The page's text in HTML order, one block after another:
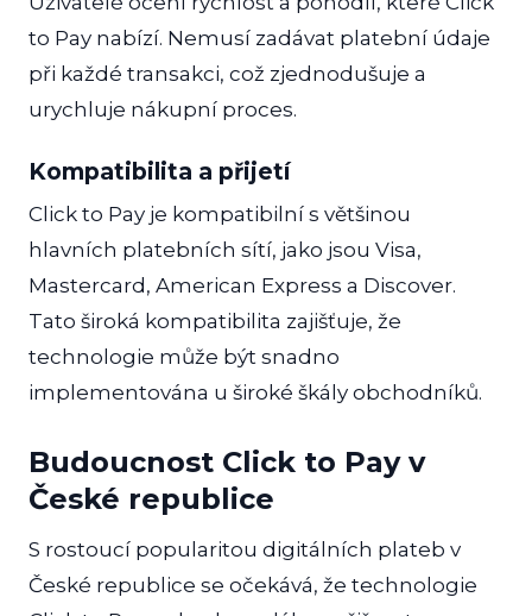
to Pay nabízí. Nemusí zadávat platební údaje
při každé transakci, což zjednodušuje a
urychluje nákupní proces.
Kompatibilita a přijetí
Click to Pay je kompatibilní s většinou
hlavních platebních sítí, jako jsou Visa,
Mastercard, American Express a Discover.
Tato široká kompatibilita zajišťuje, že
technologie může být snadno
implementována u široké škály obchodníků.
Budoucnost Click to Pay v
České republice
S rostoucí popularitou digitálních plateb v
České republice se očekává, že technologie